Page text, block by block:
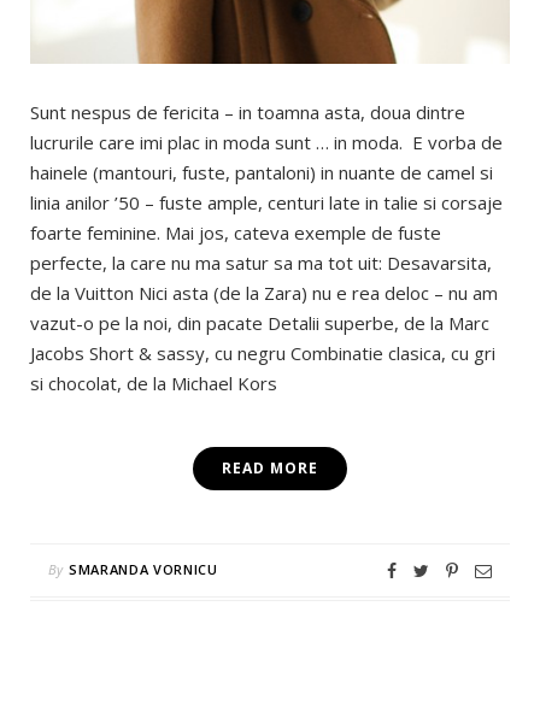
Sunt nespus de fericita – in toamna asta, doua dintre
lucrurile care imi plac in moda sunt … in moda. E vorba de
hainele (mantouri, fuste, pantaloni) in nuante de camel si
linia anilor ’50 – fuste ample, centuri late in talie si corsaje
foarte feminine. Mai jos, cateva exemple de fuste
perfecte, la care nu ma satur sa ma tot uit: Desavarsita,
de la Vuitton Nici asta (de la Zara) nu e rea deloc – nu am
vazut-o pe la noi, din pacate Detalii superbe, de la Marc
Jacobs Short & sassy, cu negru Combinatie clasica, cu gri
si chocolat, de la Michael Kors
READ MORE
By SMARANDA VORNICU